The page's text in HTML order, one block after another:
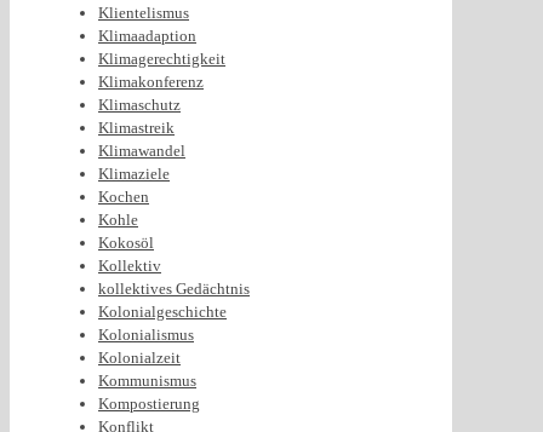
Klientelismus
Klimaadaption
Klimagerechtigkeit
Klimakonferenz
Klimaschutz
Klimastreik
Klimawandel
Klimaziele
Kochen
Kohle
Kokosöl
Kollektiv
kollektives Gedächtnis
Kolonialgeschichte
Kolonialismus
Kolonialzeit
Kommunismus
Kompostierung
Konflikt